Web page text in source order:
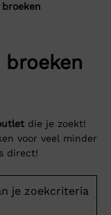
broeken
die je zoekt!
voor veel minder
direct!
je zoekcriteria